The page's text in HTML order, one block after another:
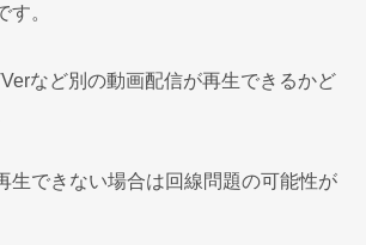
す。
など別の動画配信が再生できるかど
生できない場合は回線問題の可能性が